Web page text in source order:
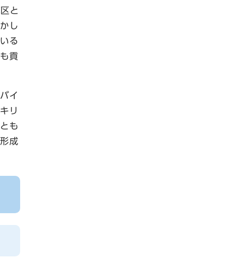
と
し
る
貢
イ
リ
も
成